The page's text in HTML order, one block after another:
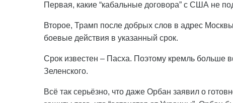
Первая, какие “кабальные договора” с США не
Второе, Трамп после добрых слов в адрес
боевые действия в указанный срок.
Срок известен – Пасха. Поэтому кремль больше
Зеленского.
Всё так серьёзно, что даже Орбан заявил о